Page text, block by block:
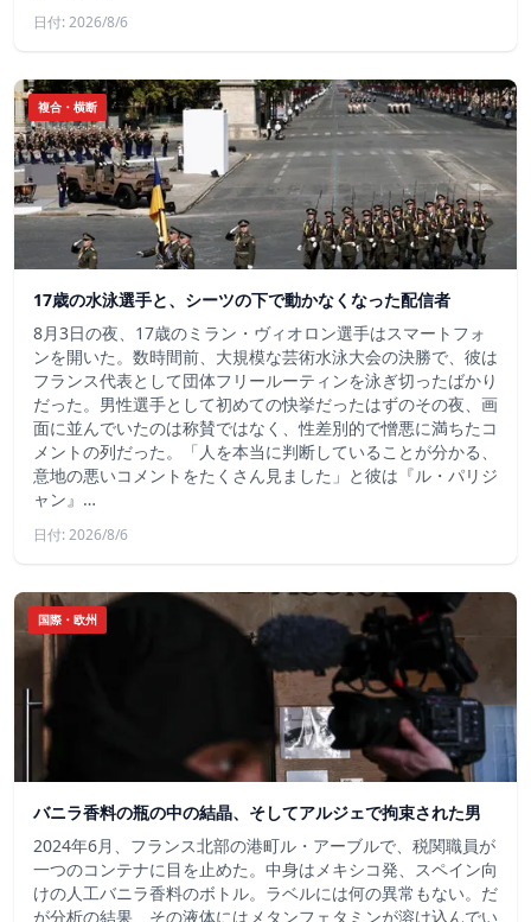
日付: 2026/8/6
複合・横断
17歳の水泳選手と、シーツの下で動かなくなった配信者
8月3日の夜、17歳のミラン・ヴィオロン選手はスマートフォ
ンを開いた。数時間前、大規模な芸術水泳大会の決勝で、彼は
フランス代表として団体フリールーティンを泳ぎ切ったばかり
だった。男性選手として初めての快挙だったはずのその夜、画
面に並んでいたのは称賛ではなく、性差別的で憎悪に満ちたコ
メントの列だった。「人を本当に判断していることが分かる、
意地の悪いコメントをたくさん見ました」と彼は『ル・パリジ
ャン』…
日付: 2026/8/6
国際・欧州
バニラ香料の瓶の中の結晶、そしてアルジェで拘束された男
2024年6月、フランス北部の港町ル・アーブルで、税関職員が
一つのコンテナに目を止めた。中身はメキシコ発、スペイン向
けの人工バニラ香料のボトル。ラベルには何の異常もない。だ
が分析の結果、その液体にはメタンフェタミンが溶け込んでい